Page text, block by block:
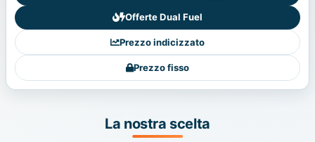
Offerte Dual Fuel
Prezzo indicizzato
Prezzo fisso
La nostra scelta